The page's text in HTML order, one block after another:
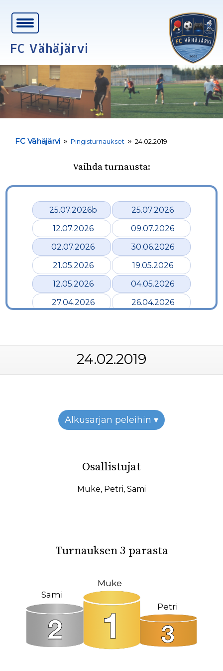
FC Vähäjärvi
FC Vähäjärvi » Pingisturnaukset » 24.02.2019
Vaihda turnausta:
25.07.2026b
25.07.2026
12.07.2026
09.07.2026
02.07.2026
30.06.2026
21.05.2026
19.05.2026
12.05.2026
04.05.2026
27.04.2026
26.04.2026
28.03.2026
24.03.2026
19.03.2026
12.03.2026
26.02.2026
24.02.2026
22.02.2026
19.02.2026
31.01.2026
27.01.2026
19.01.2026
17.01.2026
27.09.2025
22.09.2025
19.09.2025
11.09.2025
09.09.2025
31.08.2025
24.02.2019
Alkusarjan peleihin ▾
Osallistujat
Muke, Petri, Sami
Turnauksen 3 parasta
Muke
Sami
Petri